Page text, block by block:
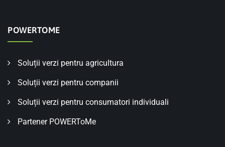
POWERTOME
Soluții verzi pentru agricultura
Soluții verzi pentru companii
Soluții verzi pentru consumatori individuali
Partener POWERToMe